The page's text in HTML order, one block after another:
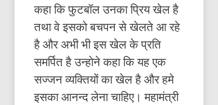
कहा कि फुटबॉल उनका प्रिय खेल है
तथा वे इसको बचपन से खेलते आ रहे
है और अभी भी इस खेल के प्रति
समर्पित है उन्होने कहा कि यह एक
सज्जन व्यक्तियों का खेल है और हमे
इसका आनन्द लेना चाहिए। महामंत्री